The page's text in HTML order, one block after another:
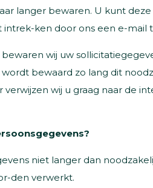
langer bewaren. U kunt deze
ken door ons een e-mail
wij uw
bewaard zo lang dit
wij u graag naar de
niet langer dan
den verwerkt.